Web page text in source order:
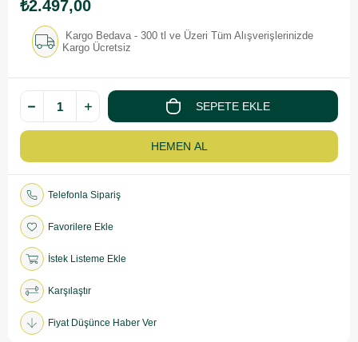
₺2.497,00
Kargo Bedava - 300 tl ve Üzeri Tüm Alışverişlerinizde
Kargo Ücretsiz
Telefonla Sipariş
Favorilere Ekle
İstek Listeme Ekle
Karşılaştır
Fiyat Düşünce Haber Ver